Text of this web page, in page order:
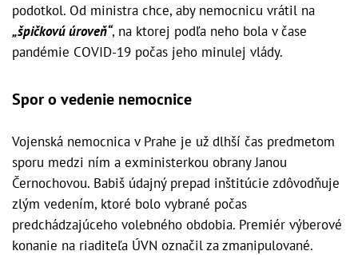
podotkol. Od ministra chce, aby nemocnicu vrátil na
„špičkovú úroveň“, na ktorej podľa neho bola v čase
pandémie COVID-19 počas jeho minulej vlády.
Spor o vedenie nemocnice
Vojenská nemocnica v Prahe je už dlhší čas predmetom
sporu medzi ním a exministerkou obrany Janou
Černochovou. Babiš údajný prepad inštitúcie zdôvodňuje
zlým vedením, ktoré bolo vybrané počas
predchádzajúceho volebného obdobia. Premiér výberové
konanie na riaditeľa ÚVN označil za zmanipulované.